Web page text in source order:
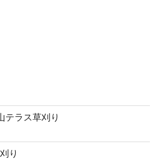
ラス草刈り
り